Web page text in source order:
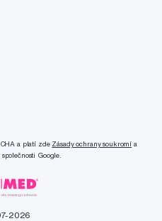
a platí zde Zásady ochrany soukromí a
společnosti Google.
2026